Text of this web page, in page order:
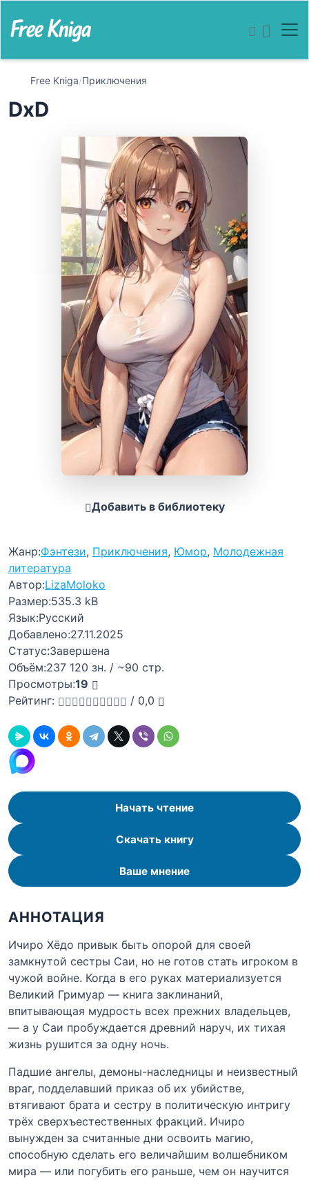
Free Kniga/Приключения
DxD
Добавить в библиотеку
Жанр:Фэнтези, Приключения, Юмор, Молодежная
литература
Автор:LizaMoloko
Размер:535.3 kB
Язык:Русский
Добавлено:27.11.2025
Статус:Завершена
Объём:237 120 зн. / ~90 стр.
Просмотры:19
Рейтинг:
/ 0,0
Начать чтение
Скачать книгу
Ваше мнение
АННОТАЦИЯ
Ичиро Хёдо привык быть опорой для своей
замкнутой сестры Саи, но не готов стать игроком в
чужой войне. Когда в его руках материализуется
Великий Гримуар — книга заклинаний,
впитывающая мудрость всех прежних владельцев,
— а у Саи пробуждается древний наруч, их тихая
жизнь рушится за одну ночь.
Падшие ангелы, демоны-наследницы и неизвестный
враг, подделавший приказ об их убийстве,
втягивают брата и сестру в политическую интригу
трёх сверхъестественных фракций. Ичиро
вынужден за считанные дни освоить магию,
способную сделать его величайшим волшебником
мира — или погубить его раньше, чем он научится